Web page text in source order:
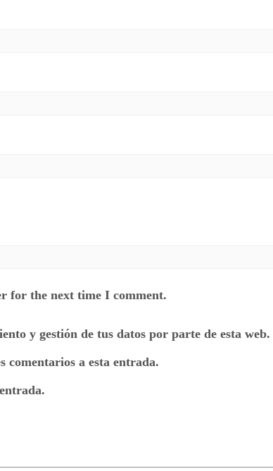
for the next time I comment.
y gestión de tus datos por parte de esta web.
comentarios a esta entrada.